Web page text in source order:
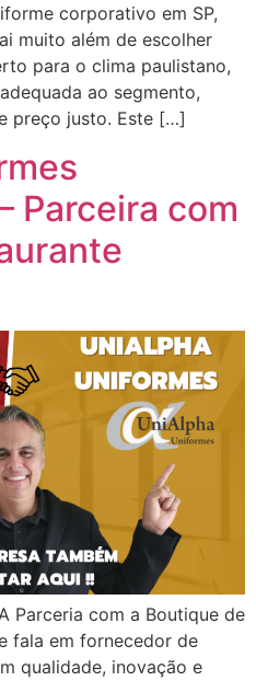
corporativo em SP,
muito além de escolher
para o clima paulistano,
ao segmento,
preço justo. Este […]
Parceira com
Parceria com a Boutique de
fala em fornecedor de
qualidade, inovação e